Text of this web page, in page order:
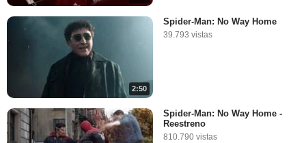
2:50
Spider-Man: No Way Home
39.793 vistas
Spider-Man: No Way Home -
Reestreno
810.790 vistas